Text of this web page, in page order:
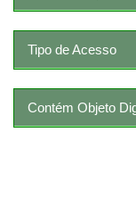
Tipo de Acesso
Contém Objeto